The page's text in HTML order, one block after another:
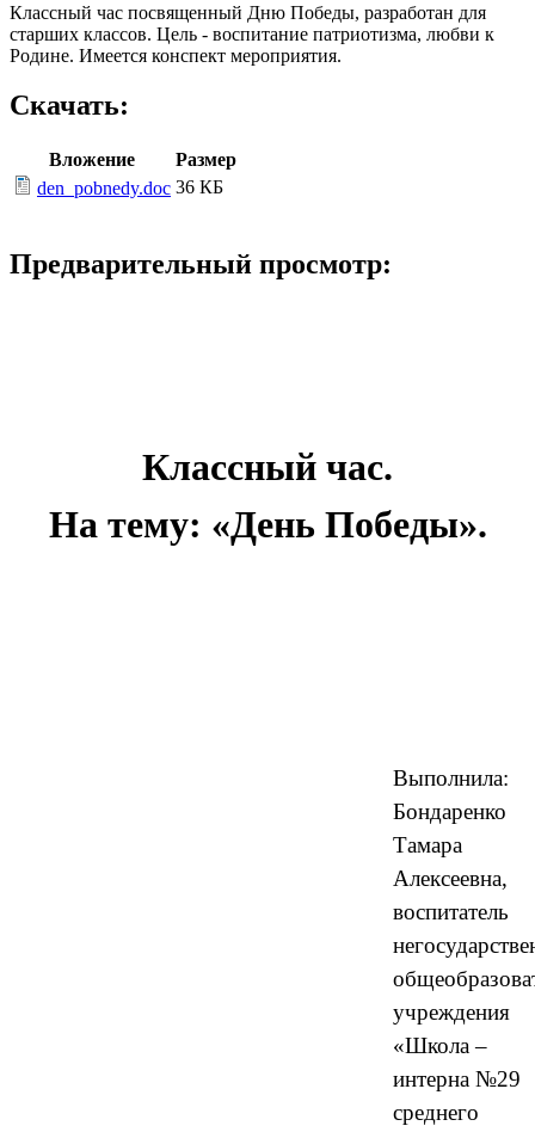
Классный час посвященный Дню Победы, разработан для
старших классов. Цель - воспитание патриотизма, любви к
Родине. Имеется конспект мероприятия.
Скачать:
Вложение
Размер
den_pobnedy.doc 36 КБ
Предварительный просмотр:
Классный час.
На тему: «День Победы».
Выполнила:
Бондаренко
Тамара
Алексеевна,
воспитатель
учреждения
«Школа –
интерна №29
среднего